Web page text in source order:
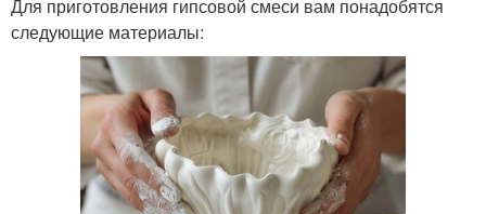
Для приготовления гипсовой смеси вам понадобятся
следующие материалы: